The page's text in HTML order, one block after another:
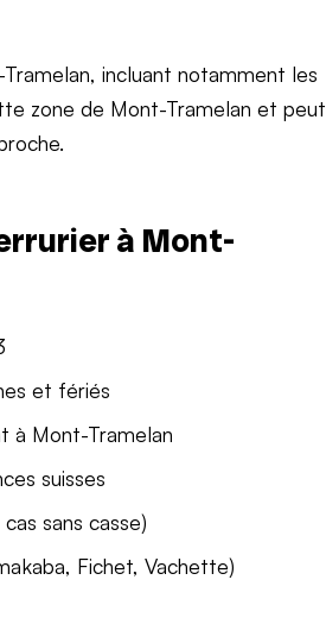
incluant notamment les
zone de Mont-Tramelan et peut
à Mont-
et fériés
à Mont-Tramelan
suisses
sans casse)
Fichet, Vachette)